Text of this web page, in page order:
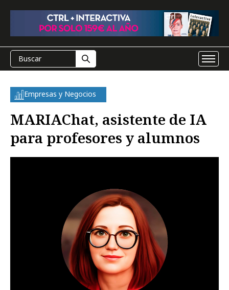
Empresas y Negocios
MARIAChat, asistente de IA
para profesores y alumnos